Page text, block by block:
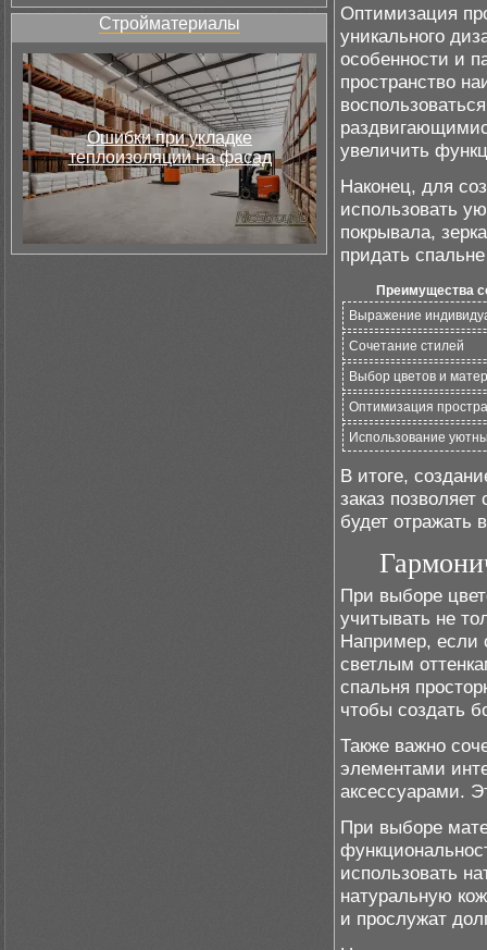
Стройматериалы
Ошибки при укладке
теплоизоляции на фасад
Оптимизация
уникального
особенности и
пространство
увеличить
Наконец, для
использовать
покрывала,
придать
Преимущества
Выражение
Сочетание стилей
Выбор цветов и
Оптимизация
Использование
В итоге,
заказ
будет отражать
При выборе
учитывать не
Например, если
светлым
спальня
чтобы создать
Также важно
элементами
аксессуарами.
При выборе
использовать
натуральную
и прослужат